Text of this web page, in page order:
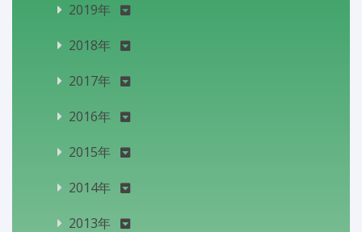
2019年
2018年
2017年
2016年
2015年
2014年
2013年